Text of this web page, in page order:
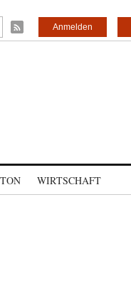
Anmelden
WIRTSCHAFT